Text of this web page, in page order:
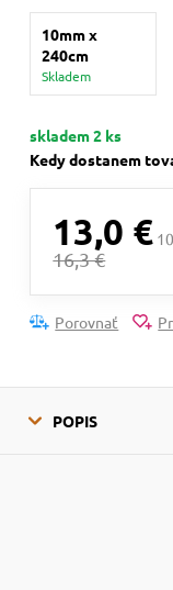
10mm x
240cm
Skladem
skladem 2 ks
Kedy dostanem
13,0 €
16,3 €
Porovnať
POPIS